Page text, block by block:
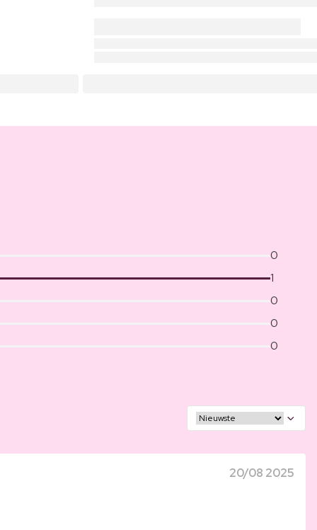
0
1
0
0
0
20/08 2025